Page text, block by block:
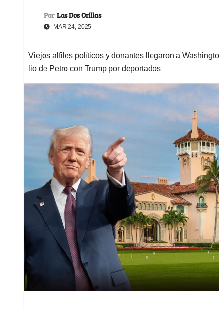
Por Las Dos Orillas
MAR 24, 2025
Viejos alfiles políticos y donantes llegaron a
lio de Petro con Trump por deportados